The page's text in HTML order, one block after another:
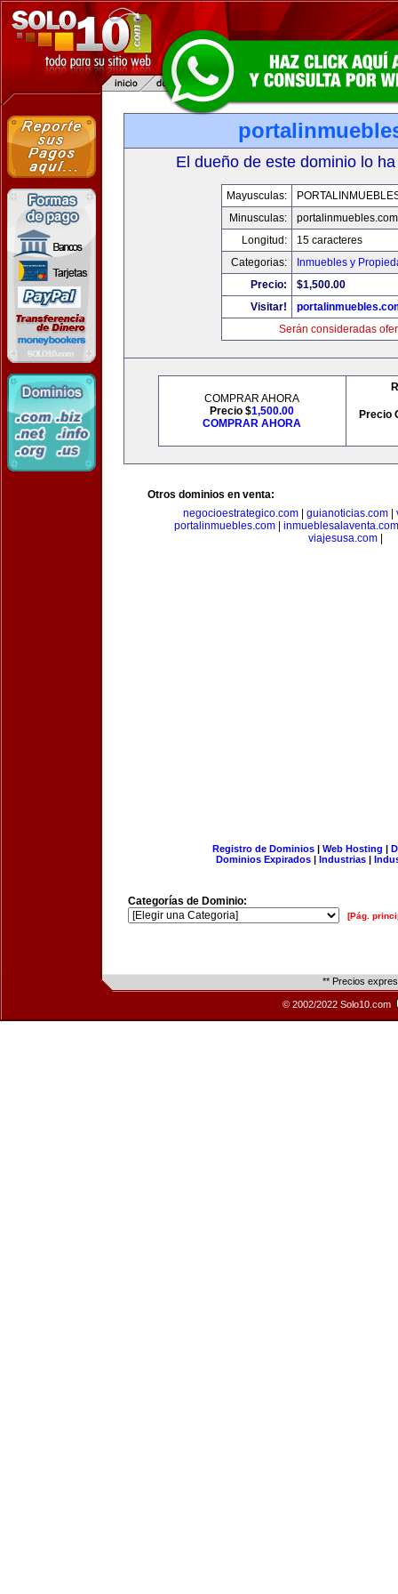
El dueño de este dominio lo
Mayusculas:
Minusculas:
portalinmuebles.com
Longitud:
15 caracteres
Categorias:
Inmuebles y
Precio:
$1,500.00
Visitar!
Serán consideradas
COMPRAR AHORA
Precio $1,500.00
COMPRAR AHORA
Precio
Otros dominios en venta:
negocioestrategico.com| guianoticias.com|
portalinmuebles.com
inmueblesalaventa.com
viajesusa.com
Registro de Dominios| Web Hosting |
Dominios Expirados | Industrias |
Categorías de Dominio:
[Pág.
** Precios
© 2002/2022 Solo10.com